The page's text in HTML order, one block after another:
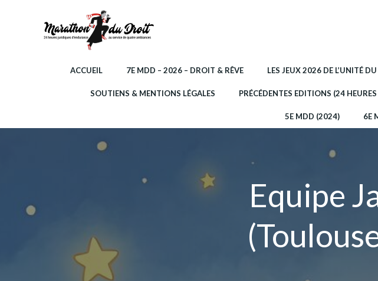
ACCUEIL 7E MDD – 2026 – DROIT & RÊVE LES JEUX 2026 DE L’UNITÉ
SOUTIENS & MENTIONS LÉGALES PRÉCÉDENTES EDITIONS (24
5E MDD (2024) 6E
Equipe